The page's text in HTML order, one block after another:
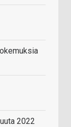
2022